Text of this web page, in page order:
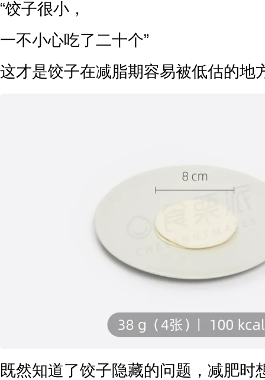
“饺子很小，
一不小心吃了二十个”
这才是饺子在减脂期容易被低估的地
既然知道了饺子隐藏的问题，减肥时